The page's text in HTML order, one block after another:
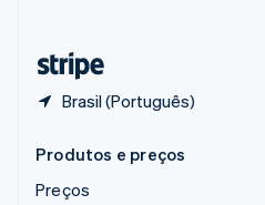
Brasil (Português)
Produtos e preços
Preços